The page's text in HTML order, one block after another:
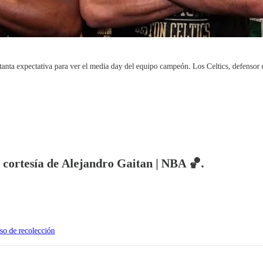
expectativa para ver el media day del equipo campeón. Los Celtics,
de Alejandro Gaitan | NBA 🏀.
de recolección